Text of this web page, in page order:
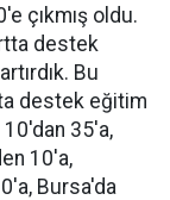
çıkmış oldu.
destek
Bu
destek eğitim
10'dan 35'a,
10'a,
Bursa'da